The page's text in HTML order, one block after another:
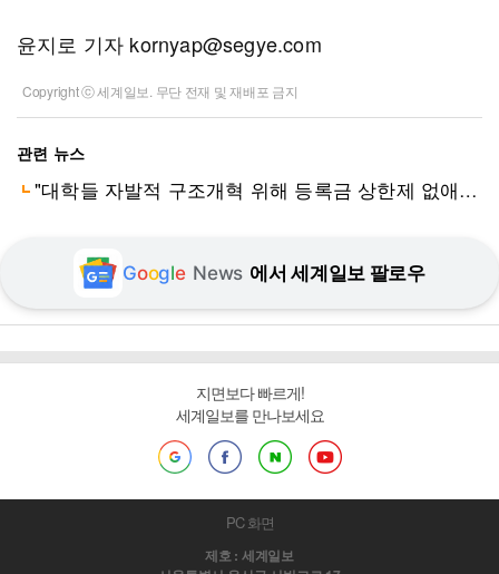
윤지로 기자 kornyap@segye.com
Copyright ⓒ 세계일보. 무단 전재 및 재배포 금지
관련 뉴스
"대학들 자발적 구조개혁 위해 등록금 상한제 없애야"
Google News 에서 세계일보 팔로우
지면보다 빠르게!
세계일보를 만나보세요
PC 화면
제호 : 세계일보